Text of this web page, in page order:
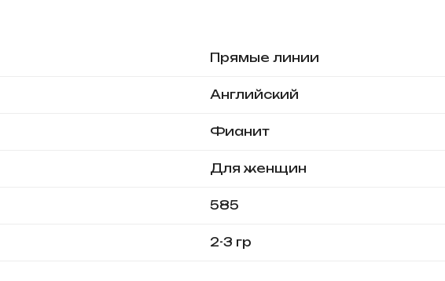
Прямые линии
Английский
Фианит
Для женщин
585
2-3 гр